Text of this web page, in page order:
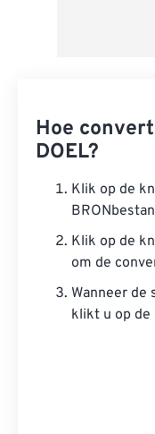
Hoe
DOEL?
Klik op de
Klik op de
om de
Wanneer de
klikt u op de